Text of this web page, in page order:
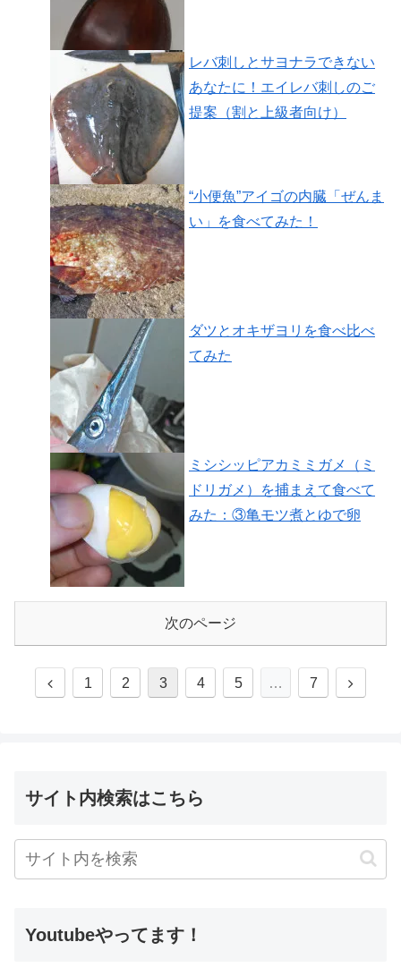
レバ刺しとサヨナラできない
あなたに！エイレバ刺しのご
提案（割と上級者向け）
“小便魚”アイゴの内臓「ぜんま
い」を食べてみた！
ダツとオキザヨリを食べ比べ
てみた
ミシシッピアカミミガメ（ミ
ドリガメ）を捕まえて食べて
みた：③亀モツ煮とゆで卵
次のページ
1 2 3 4 5 … 7
サイト内検索はこちら
Youtubeやってます！